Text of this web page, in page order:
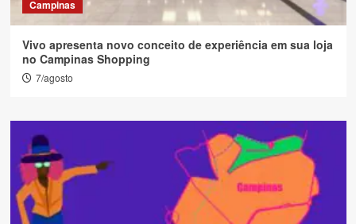
Campinas
Vivo apresenta novo conceito de experiência em sua loja
no Campinas Shopping
7/agosto